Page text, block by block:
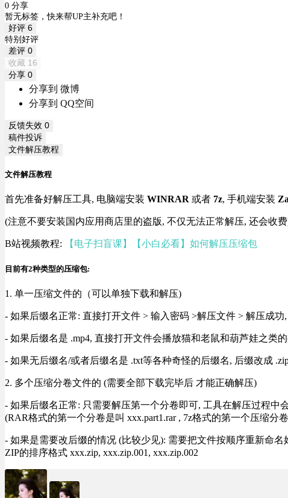
0 分享
暂无标签，快来帮UP主补充吧！
好评 6
特别好评
差评 0
收藏 16
分享 0
分享到 微博
分享到 QQ空间
反馈失效 0
稿件投诉
文件解压教程
文件解压教程
首先准备好解压工具, 电脑端安装 WINRAR 或者 7z, 手机端安装
(注意不要安装国内应用商店里的盗版, 不仅无法正常解压, 还会收
B站视频教程: 【电子扫盲课】【小白必看】如何解压压缩包
目前有2种类型的压缩包:
1. 单一压缩文件的（可以单独下载和解压)
- 如果后缀名正常: 直接打开文件 > 输入密码 >解压文件 > 解压成
- 如果后缀名是 .mp4, 直接打开文件会播放猫和老鼠和葫芦娃之类
- 如果无后缀名/或者后缀名是 .txt等各种奇怪的后缀名, 后缀改成
2. 多个压缩分卷文件的 (需要全部下载完毕后 才能正确解压)
- 如果后缀名正常: 只需要解压第一个分卷即可, 工具在解压过程
(RAR格式的第一个分卷是叫 xxx.part1.rar , 7z格式的第一个压缩
- 如果是需要改后缀的情况 (比较少见): 需要把文件按顺序重新命名
ZIP的排序格式 xxx.zip, xxx.zip.001, xxx.zip.002